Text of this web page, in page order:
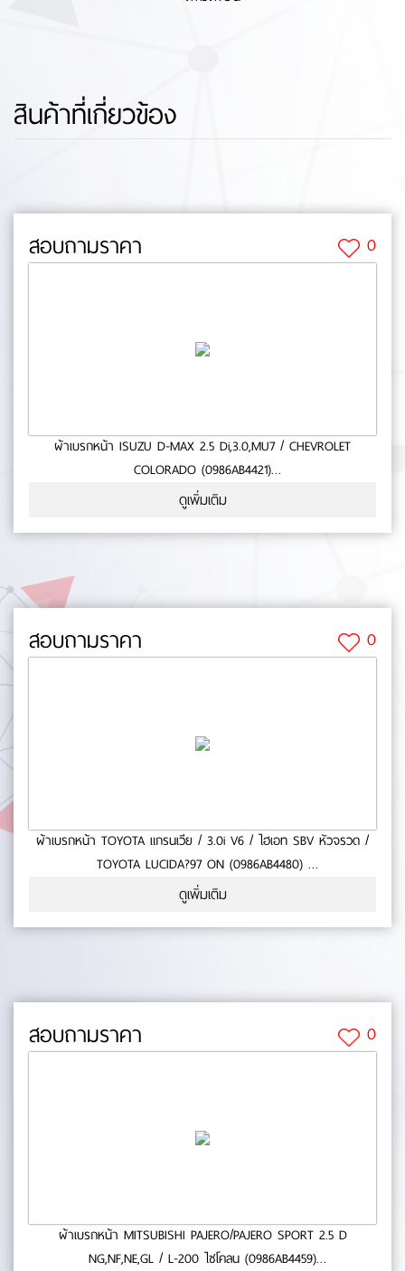
สินค้าที่เกี่ยวข้อง
สอบถามราคา 0
ผ้าเบรกหน้า ISUZU D-MAX 2.5 Di,3.0,MU7 / CHEVROLET
COLORADO (0986AB4421)
- ใช้กับรถ ISUZU D-MAX 2.5 DI,3.0,MU-7 ปี 04-ON- CHEVROLET
COLORADO ปี 04-ON- สินค้าคุณภาพ- มาตารฐาน BOSCH- หนา
(mm.):0- ยาว (mm.):0- กว้าง (mm.):0 No.0-65-29
ดูเพิ่มเติม
สอบถามราคา 0
ผ้าเบรกหน้า TOYOTA แกรนเวีย / 3.0i V6 / ไฮเอท SBV หัวจรวด /
TOYOTA LUCIDA?97 ON (0986AB4480)
(mm.):0- ยาว (mm.):0- กว้าง (mm.):0 No.0-65-28
ดูเพิ่มเติม
สอบถามราคา 0
ผ้าเบรกหน้า MITSUBISHI PAJERO/PAJERO SPORT 2.5 D
NG,NF,NE,GL / L-200 ไซโคลน (0986AB4459)